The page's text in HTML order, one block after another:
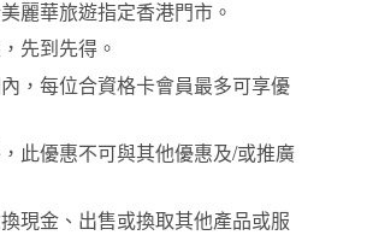
麗華旅遊指定香港門市。
先到先得。
，每位合資格卡會員最多可享優
此優惠不可與其他優惠及/或推廣
現金、出售或換取其他產品或服